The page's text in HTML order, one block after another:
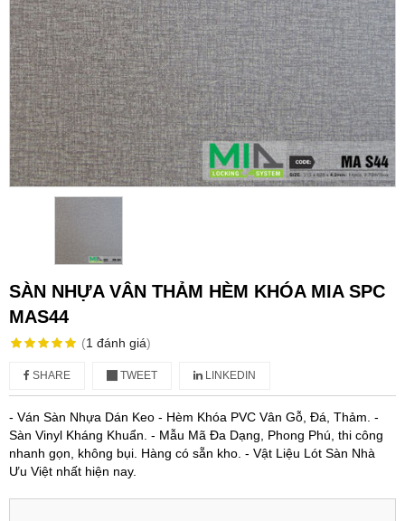
SÀN NHỰA VÂN THẢM HÈM KHÓA MIA SPC
MAS44
(1 đánh giá)
SHARE TWEET LINKEDIN
- Ván Sàn Nhựa Dán Keo - Hèm Khóa PVC Vân Gỗ, Đá, Thảm. -
Sàn Vinyl Kháng Khuẩn. - Mẫu Mã Đa Dạng, Phong Phú, thi công
nhanh gọn, không bụi. Hàng có sẵn kho. - Vật Liệu Lót Sàn Nhà
Ưu Việt nhất hiện nay.